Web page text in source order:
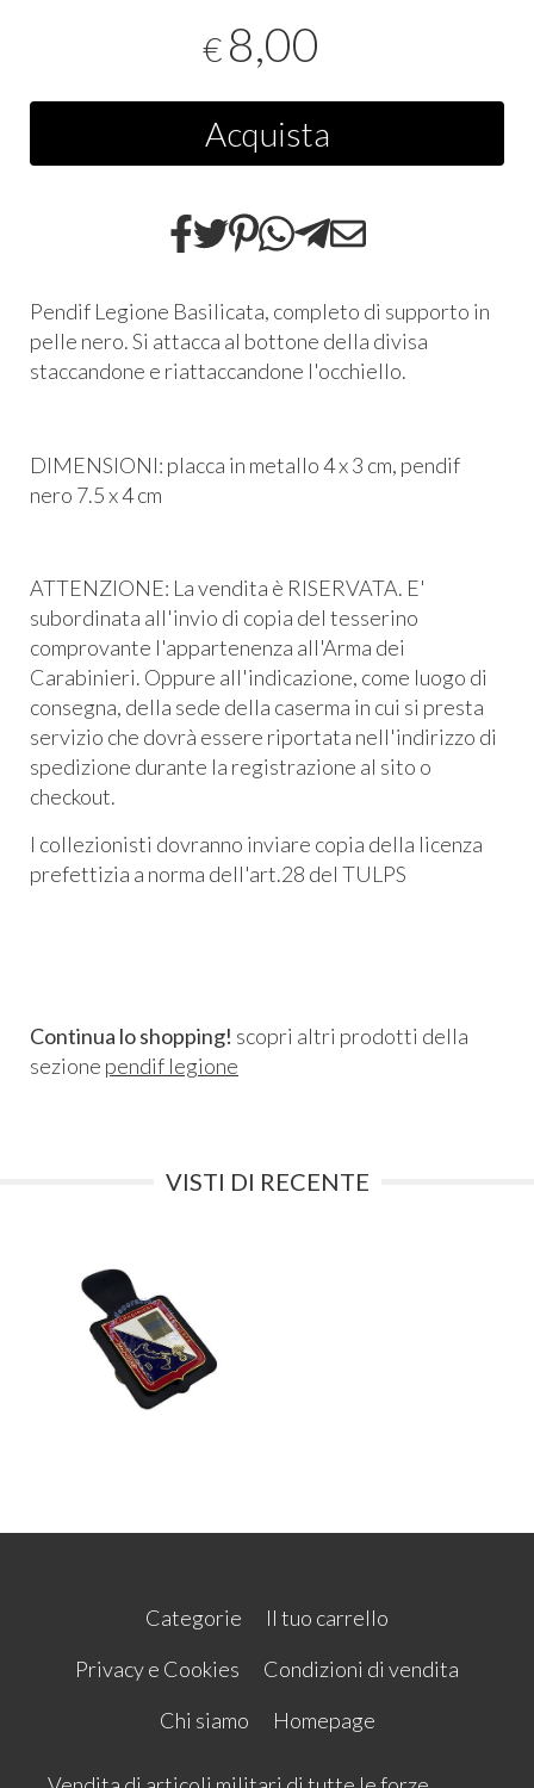
€ 8,00
Acquista
Pendif Legione Basilicata, completo di supporto in
pelle nero. Si attacca al bottone della divisa
staccandone e riattaccandone l'occhiello.
DIMENSIONI: placca in metallo 4 x 3 cm, pendif
nero 7.5 x 4 cm
ATTENZIONE: La vendita è RISERVATA. E'
subordinata all'invio di copia del tesserino
comprovante l'appartenenza all'Arma dei
Carabinieri. Oppure all'indicazione, come luogo di
consegna, della sede della caserma in cui si presta
servizio che dovrà essere riportata nell'indirizzo di
spedizione durante la registrazione al sito o
checkout.
I collezionisti dovranno inviare copia della licenza
prefettizia a norma dell'art.28 del TULPS
Continua lo shopping! scopri altri prodotti della
sezione pendif legione
VISTI DI RECENTE
Categorie
Il tuo carrello
Privacy e Cookies
Condizioni di vendita
Chi siamo
Homepage